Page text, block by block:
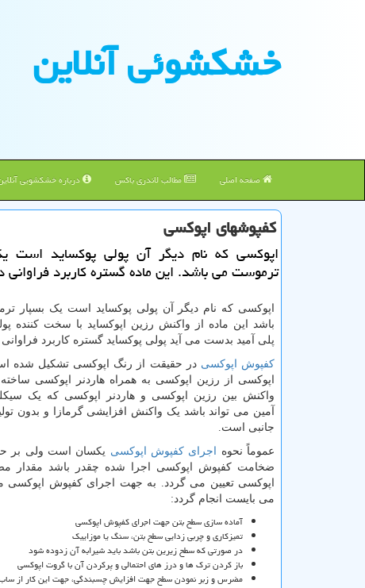
خشكشوئی آنلاین
صفحه اصلی مطالب لاندری باکس درباره خشکشویی
كفپوشهای اپوكسی
اپوكسی كه نام دیگر آن پولی پوكساید است
ترموست می باشد. این ماده گستره كاربرد فراوانی
اپوکسی که نام دیگر آن پولی پوکساید است یک بسپار
باشد این ماده از واکنش رزین اپوکساید با سخت کننده
پلی آمید بدست می آید پولی پوکساید گستره کاربرد فراوانی
کفپوش اپوکسی در حقیقت از رنگ اپوکسی تشکیل شده
اپوکسی از رزین اپوکسی به همراه هاردنر اپوکسی
واکنش بین رزین اپوکسی و هاردنر اپوکسی که یک سیکلو
آمین می تواند باشد یک واکنش افزایشی گرمازا و بدون
جانبی است.
عموماً نحوه
اجرای کفپوش اپوکسی یکسان است ولی بر
ضخامت کفپوش اپوکسی اجرا شده چقدر باشد مقدار
اپوکسی تعیین می گردد. به جهت اجرای کفپوش اپوکسی
می بایست انجام گردد:
آماده سازی سطح بتن جهت اجرای کفپوش اپوکسی
تمیزکاری و چربی زدایی سطح بتن، سنگ یا موزاییک
در صورتی که سطح زیرین بتن باشد باید شیرابه آن زدوده شود
باز کردن ترک ها و درز های احتمالی و پرکردن آن با گروت اپوکسی
مضرس و زبر نمودن سطح جهت افزایش چسبندگی، جهت این کار از